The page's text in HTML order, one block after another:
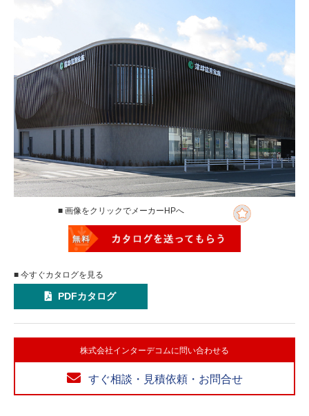
■ 画像をクリックでメーカーHPへ
■ 今すぐカタログを見る
PDFカタログ
株式会社インターデコムに問い合わせる
すぐ相談・見積依頼・お問合せ